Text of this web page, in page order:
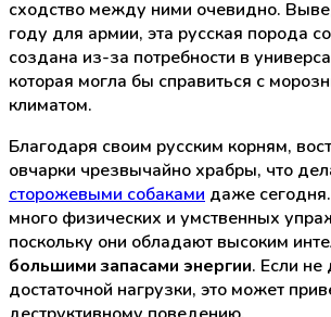
сходство между ними очевидно.
году для армии, эта русская порода
создана из-за потребности в
которая могла бы справиться с
климатом.
Благодаря своим русским корням,
овчарки чрезвычайно храбры, что
сторожевыми собаками даже
много физических и умственных
поскольку они обладают высоким
большими запасами энергии. Если не
достаточной нагрузки, это может